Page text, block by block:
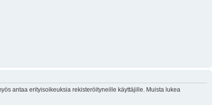
antaa erityisoikeuksia rekisteröityneille käyttäjille. Muista lukea